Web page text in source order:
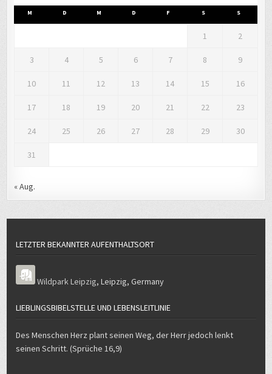
M D M D F S S
1 2
3 4 5 6 7 8 9
10 11 12 13 14 15 16
17 18 19 20 21 22 23
24 25 26 27 28 29 30
31
« Aug.
LETZTER BEKANNTER AUFENTHALTSORT
Wildpark Leipzig,Leipzig,Germany
LIEBLINGSBIBELSTELLE UND LEBENSLEITLINIE
Des Menschen Herz plant seinen Weg, der Herr jedoch lenkt
seinen Schritt. (Sprüche 16,9)